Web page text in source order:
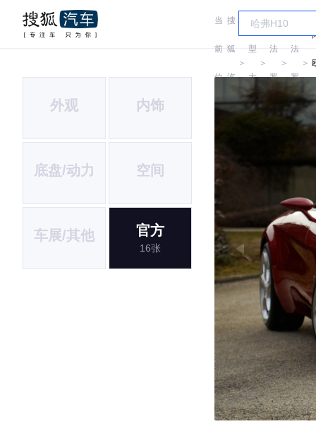
当
前
位
置:
搜
狐
汽
车
＞
车
型
大
全
＞
尔
法
罗
＞
法
罗
密
＞
外观 内饰
底盘/动力 空间
车展/其他 官方
16张